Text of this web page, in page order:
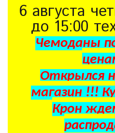
6 августа
до 15:00
Чемоданы
Открылся
магазин !!!
Крон